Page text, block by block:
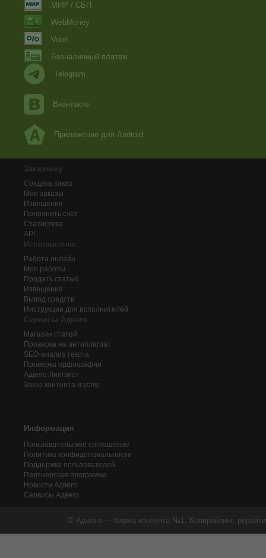
МИР / СБП
WebMoney
Volet
Безналичный платеж
Telegram
Вконтакте
Приложение для Android
Заказчику
Создать заказ
Мои заказы
Извещения
Пополнить счёт
Статистика
API
Исполнителю
Работа онлайн
Мои работы
Продать статью
Извещения
Вывод средств
Инструкции для исполнителей
Сервисы Адвего
Магазин статей
Проверка на антиплагиат
SEO-анализ текста
Проверка орфографии
Адвего Лингвист
Заказ контента и услуг
Информация
Пользовательское соглашение
Политика конфиденциальности
Поддержка пользователей
Партнерская программа
Новости Адвего
Сервисы Адвего
© Адвего — биржа контента №1. Копирайтинг,